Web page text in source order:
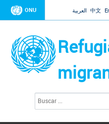
Jump to
ONU العربية 中文
s